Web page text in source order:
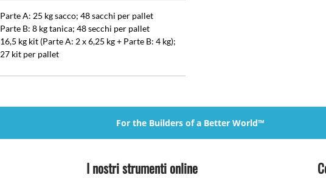
Parte A: 25 kg sacco; 48 sacchi per pallet
Parte B: 8 kg tanica; 48 secchi per pallet
16,5 kg kit (Parte A: 2 x 6,25 kg + Parte B: 4 kg);
27 kit per pallet
For the Builders of a Better World™
I nostri strumenti online